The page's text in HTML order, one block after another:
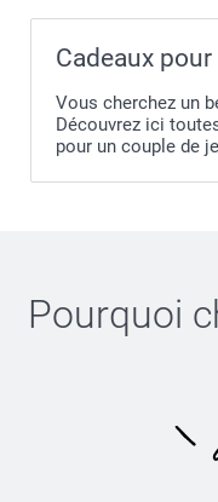
Cadeaux
Vous cherchez un
Découvrez ici
pour un couple de
Pourquoi